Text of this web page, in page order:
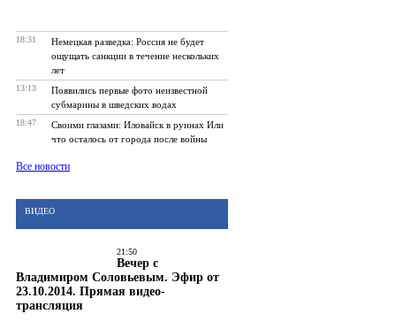
18:31
Немецкая разведка: Россия не будет
ощущать санкции в течение нескольких
лет
13:13
Появились первые фото неизвестной
субмарины в шведских водах
18:47
Своими глазами: Иловайск в руинах Или
что осталось от города после войны
Все новости
ВИДЕО
21:50
Вечер с
Владимиром Соловьевым. Эфир от
23.10.2014. Прямая видео-
трансляция